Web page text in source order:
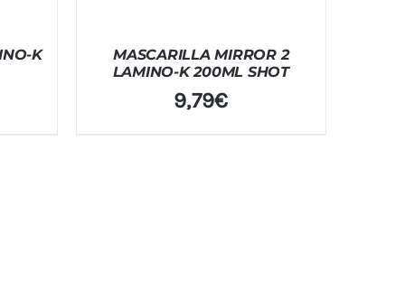
K
MASCARILLA MIRROR 2
LAMINO-K 200ML SHOT
9,79€